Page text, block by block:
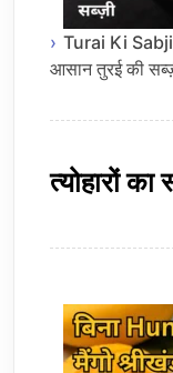
Turai Ki Sabji
आसान तुरई की
त्योहारों का